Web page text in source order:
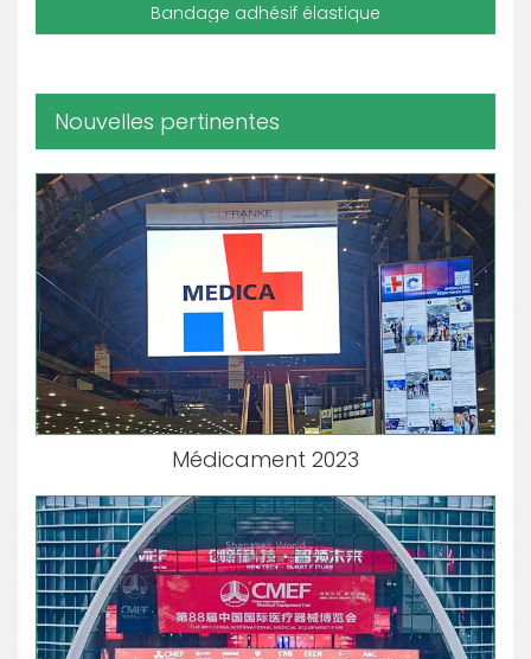
Bandage adhésif élastique
Nouvelles pertinentes
Médicament 2023